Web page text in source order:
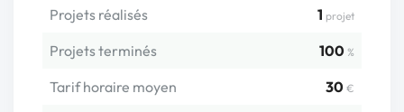
Projets réalisés 1 projet
Projets terminés 100 %
Tarif horaire moyen 30 €